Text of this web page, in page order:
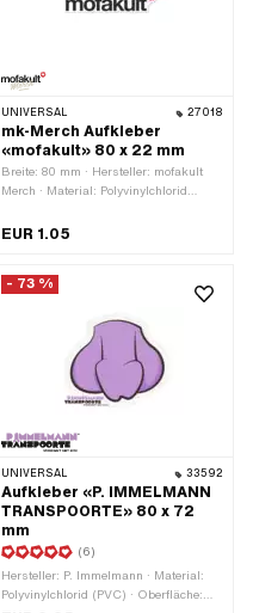
UNIVERSAL 27018
mk-Merch Aufkleber
«mofakult» 80 x 22 mm
Breite: 80 mm · Hersteller: mofakult
Merch · Material: Polyvinylchlorid
Verwendungsort: Universal · Farbe: rot
Höhe: 22 mm · Umrandung:
konturgeschnitten · Transferfolie: Nein
EUR 1.05
- 73 %
UNIVERSAL 33592
Aufkleber «P. IMMELMANN
TRANSPOORTE» 80 x 72
mm
(6)
Hersteller: P. Immelmann · Material:
Polyvinylchlorid (PVC) · Oberfläche: